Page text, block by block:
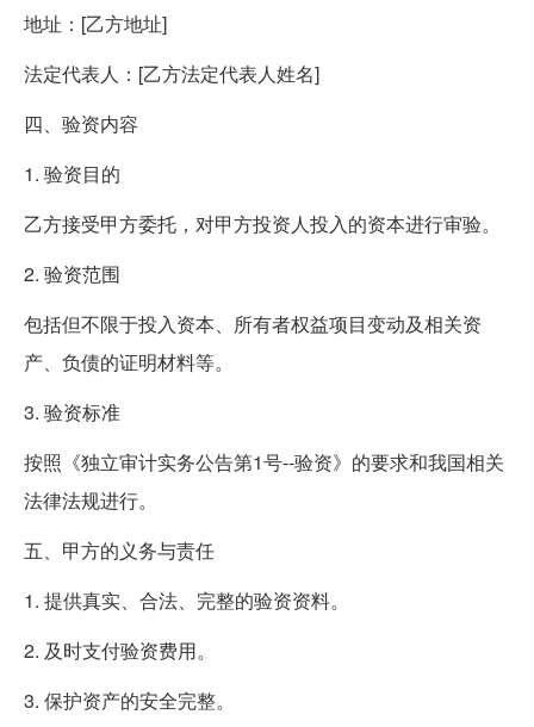
地址：[乙方地址]
法定代表人：[乙方法定代表人姓名]
四、验资内容
1. 验资目的
乙方接受甲方委托，对甲方投资人投入的资本进行审验。
2. 验资范围
包括但不限于投入资本、所有者权益项目变动及相关资
产、负债的证明材料等。
3. 验资标准
按照《独立审计实务公告第1号--验资》的要求和我国相关
法律法规进行。
五、甲方的义务与责任
1. 提供真实、合法、完整的验资资料。
2. 及时支付验资费用。
3. 保护资产的安全完整。